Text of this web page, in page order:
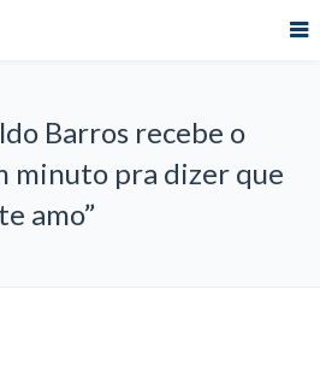
Barros recebe o
minuto pra dizer que
te amo”